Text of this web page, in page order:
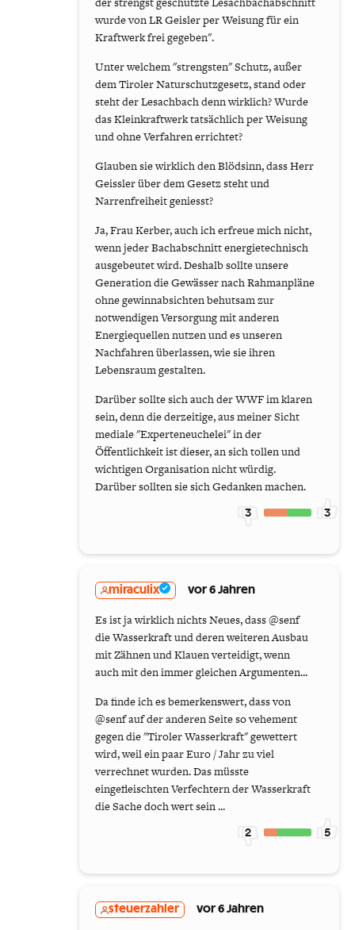
wurde von LR Geisler per Weisung für ein
Kraftwerk frei gegeben".
Unter welchem "strengsten" Schutz, außer
dem Tiroler Naturschutzgesetz, stand oder
steht der Lesachbach denn wirklich? Wurde
das Kleinkraftwerk tatsächlich per Weisung
und ohne Verfahren errichtet?
Glauben sie wirklich den Blödsinn, dass Herr
Geissler über dem Gesetz steht und
Narrenfreiheit geniesst?
Ja, Frau Kerber, auch ich erfreue mich nicht,
wenn jeder Bachabschnitt energietechnisch
ausgebeutet wird. Deshalb sollte unsere
Generation die Gewässer nach Rahmanpläne
ohne gewinnabsichten behutsam zur
notwendigen Versorgung mit anderen
Energiequellen nutzen und es unseren
Nachfahren überlassen, wie sie ihren
Lebensraum gestalten.
Darüber sollte sich auch der WWF im klaren
sein, denn die derzeitige, aus meiner Sicht
mediale "Experteneuchelei" in der
Öffentlichkeit ist dieser, an sich tollen und
wichtigen Organisation nicht würdig.
Darüber sollten sie sich Gedanken machen.
3 3
miraculix vor 6 Jahren
Es ist ja wirklich nichts Neues, dass @senf
die Wasserkraft und deren weiteren Ausbau
mit Zähnen und Klauen verteidigt, wenn
auch mit den immer gleichen Argumenten...
Da finde ich es bemerkenswert, dass von
@senf auf der anderen Seite so vehement
gegen die "Tiroler Wasserkraft" gewettert
wird, weil ein paar Euro / Jahr zu viel
verrechnet wurden. Das müsste
eingefleischten Verfechtern der Wasserkraft
die Sache doch wert sein ...
2 5
steuerzahler vor 6 Jahren